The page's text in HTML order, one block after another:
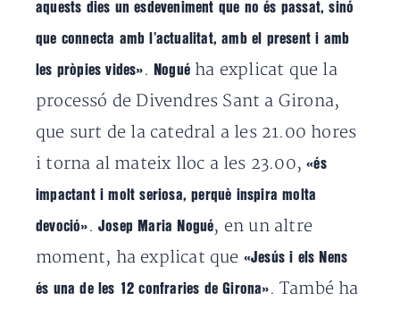
aquests dies un esdeveniment que no és passat, sinó
que connecta amb l’actualitat, amb el present i amb
les pròpies vides» .Nogué ha explicat que la
processó de Divendres Sant a Girona,
que surt de la catedral a les 21.00 hores
i torna al mateix lloc a les 23.00,«és
impactant i molt seriosa, perquè inspira molta
devoció» .Josep Maria Nogué, en un altre
moment, ha explicat que «Jesús i els Nens
és una de les 12 confraries de Girona» . També ha